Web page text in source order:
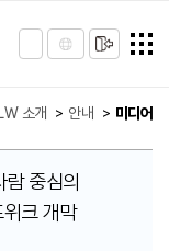
소개 안내 미디어
중심의
크 개막